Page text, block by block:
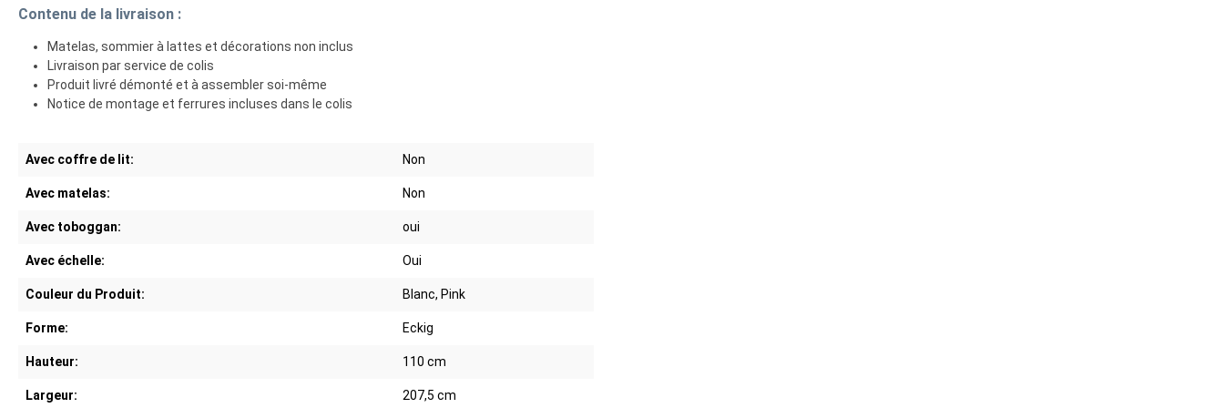
Contenu de la livraison :
Matelas, sommier à lattes et décorations non inclus
Livraison par service de colis
Produit livré démonté et à assembler soi-même
Notice de montage et ferrures incluses dans le colis
Avec coffre de lit: Non
Avec matelas: Non
Avec toboggan: oui
Avec échelle: Oui
Couleur du Produit: Blanc, Pink
Forme: Eckig
Hauteur: 110 cm
Largeur: 207,5 cm